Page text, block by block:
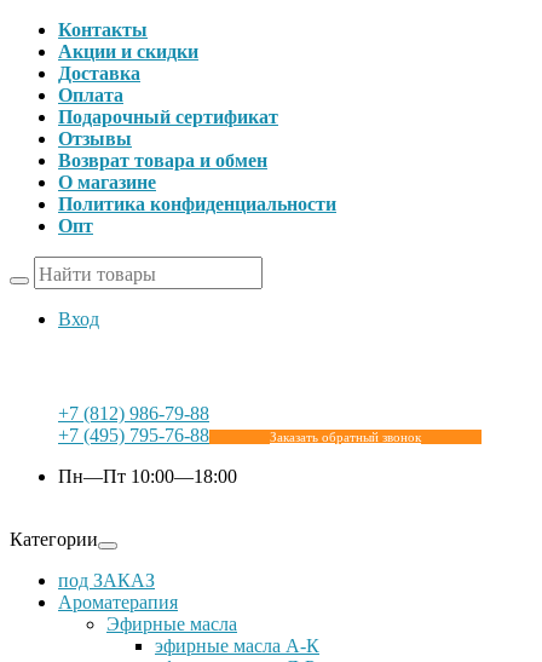
Контакты
Акции и скидки
Доставка
Оплата
Подарочный сертификат
Отзывы
Возврат товара и обмен
О магазине
Политика конфиденциальности
Опт
Вход
+7 (812) 986-79-88
+7 (495) 795-76-88
Заказать обратный звонок
Пн—Пт 10:00—18:00
Категории
под ЗАКАЗ
Ароматерапия
Эфирные масла
эфирные масла А-К